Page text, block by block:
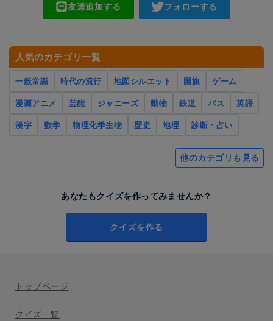
友達追加する フォローする
人気のカテゴリ一覧
一般常識 時代の流行 地図シルエット 国旗
ゲーム
漫画アニメ
芸能 ジャニーズ 動物 鉄道 バス
英語
漢字
数学 物理化学生物 歴史 地理 診断・占い
他のカテゴリも見る
あなたもクイズを作ってみませんか？
クイズを作る
トップページ
クイズ一覧